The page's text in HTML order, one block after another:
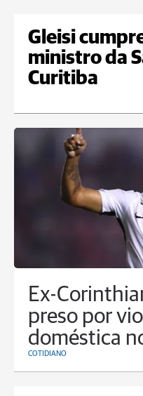
Gleisi
ministro da
Curitiba
Ex-
preso por
doméstica
COTIDIANO